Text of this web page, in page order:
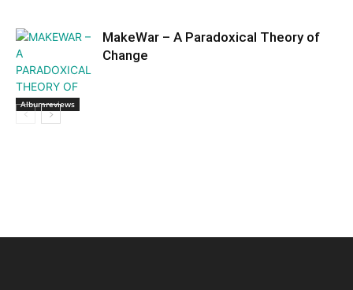
Albumreviews
MakeWar – A Paradoxical Theory of
Change